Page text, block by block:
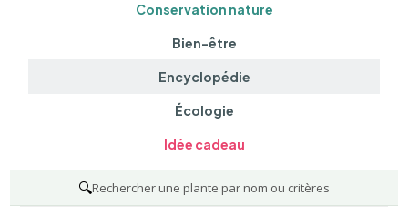
Conservation nature
Bien-être
Encyclopédie
Écologie
Idée cadeau
🔍Rechercher une plante par nom ou critères